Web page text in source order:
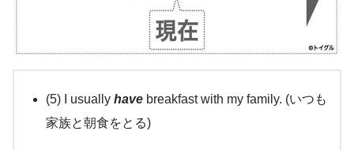
(5) I usually have breakfast with my family. (いつも
家族と朝食をとる)